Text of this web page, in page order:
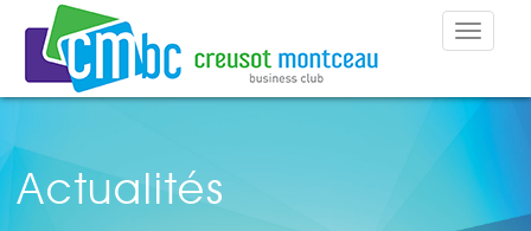
Toggle
Actualités